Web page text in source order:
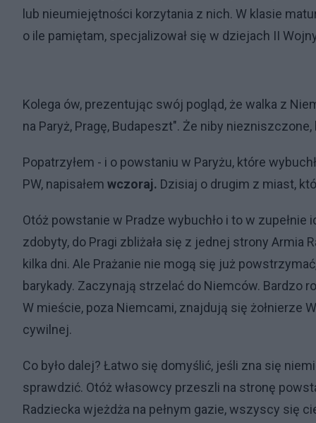
lub nieumiejętności korzytania z nich. W klasie
o ile pamiętam, specjalizował się w dziejach II
Kolega ów, prezentując swój pogląd, że walka z
na Paryż, Pragę, Budapeszt". Że niby
Popatrzyłem - i o powstaniu w Paryżu, które
PW, napisałem wczoraj. Dzisiaj o drugim z miast,
Otóż powstanie w Pradze wybuchło i to w
zdobyty, do Pragi zbliżała się z jednej strony Armia
kilka dni. Ale Prażanie nie mogą się już
barykady. Zaczynają strzelać do Niemców. Bardzo
W mieście, poza Niemcami, znajdują się żołnierze
cywilnej.
Co było dalej? Łatwo się domyślić, jeśli zna się
sprawdzić. Otóż własowcy przeszli na stronę
Radziecka wjeżdża na pełnym gazie, wszyscy się